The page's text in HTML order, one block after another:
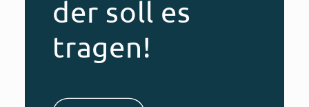
der soll es
tragen!